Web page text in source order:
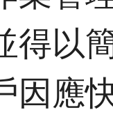
得以
因應